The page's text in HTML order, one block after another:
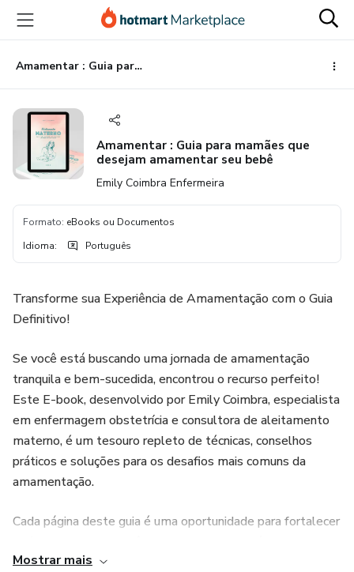
para
conteúdo
principal
para
pagamento
para
rodapé
Amamentar : Guia para mamães que desejam amamentar seu bebê
Amamentar : Guia para mamães que
desejam amamentar seu bebê
Emily Coimbra Enfermeira
Formato: eBooks ou Documentos
Idioma: Português
Transforme sua Experiência de Amamentação com o Guia
Definitivo!
Se você está buscando uma jornada de amamentação
tranquila e bem-sucedida, encontrou o recurso perfeito!
Este E-book, desenvolvido por Emily Coimbra, especialista
em enfermagem obstetrícia e consultora de aleitamento
materno, é um tesouro repleto de técnicas, conselhos
práticos e soluções para os desafios mais comuns da
amamentação.
Cada página deste guia é uma oportunidade para fortalecer
começo de vida saudável. Dê a si mesma e ao seu bebê o
Mostrar mais